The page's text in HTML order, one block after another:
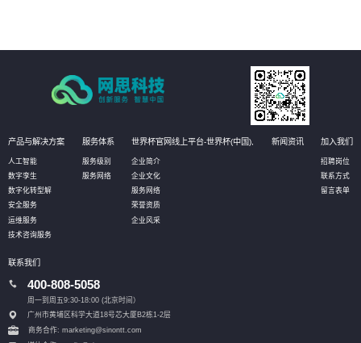
产品与解决方案
人工智能
数字孪生
数字化转型解
安全服务
运维服务
技术咨询服务
服务体系
服务级别
服务网络
世界杯官网线上平台-世界杯(中国),
企业简介
企业文化
服务网络
荣誉资质
企业风采
新闻资讯 加入我们
招聘岗位
联系方式
留言表单
联系我们
400-808-5058
周一到周五9:30-18:00 (北京时间）
广州市黄埔区科学大道18号芯大厦B2栋1-2层
商务合作: marketing@sinontt.com